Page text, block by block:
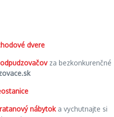
dvere
za bezkonkurenčné
nábytoka vychutnajte si